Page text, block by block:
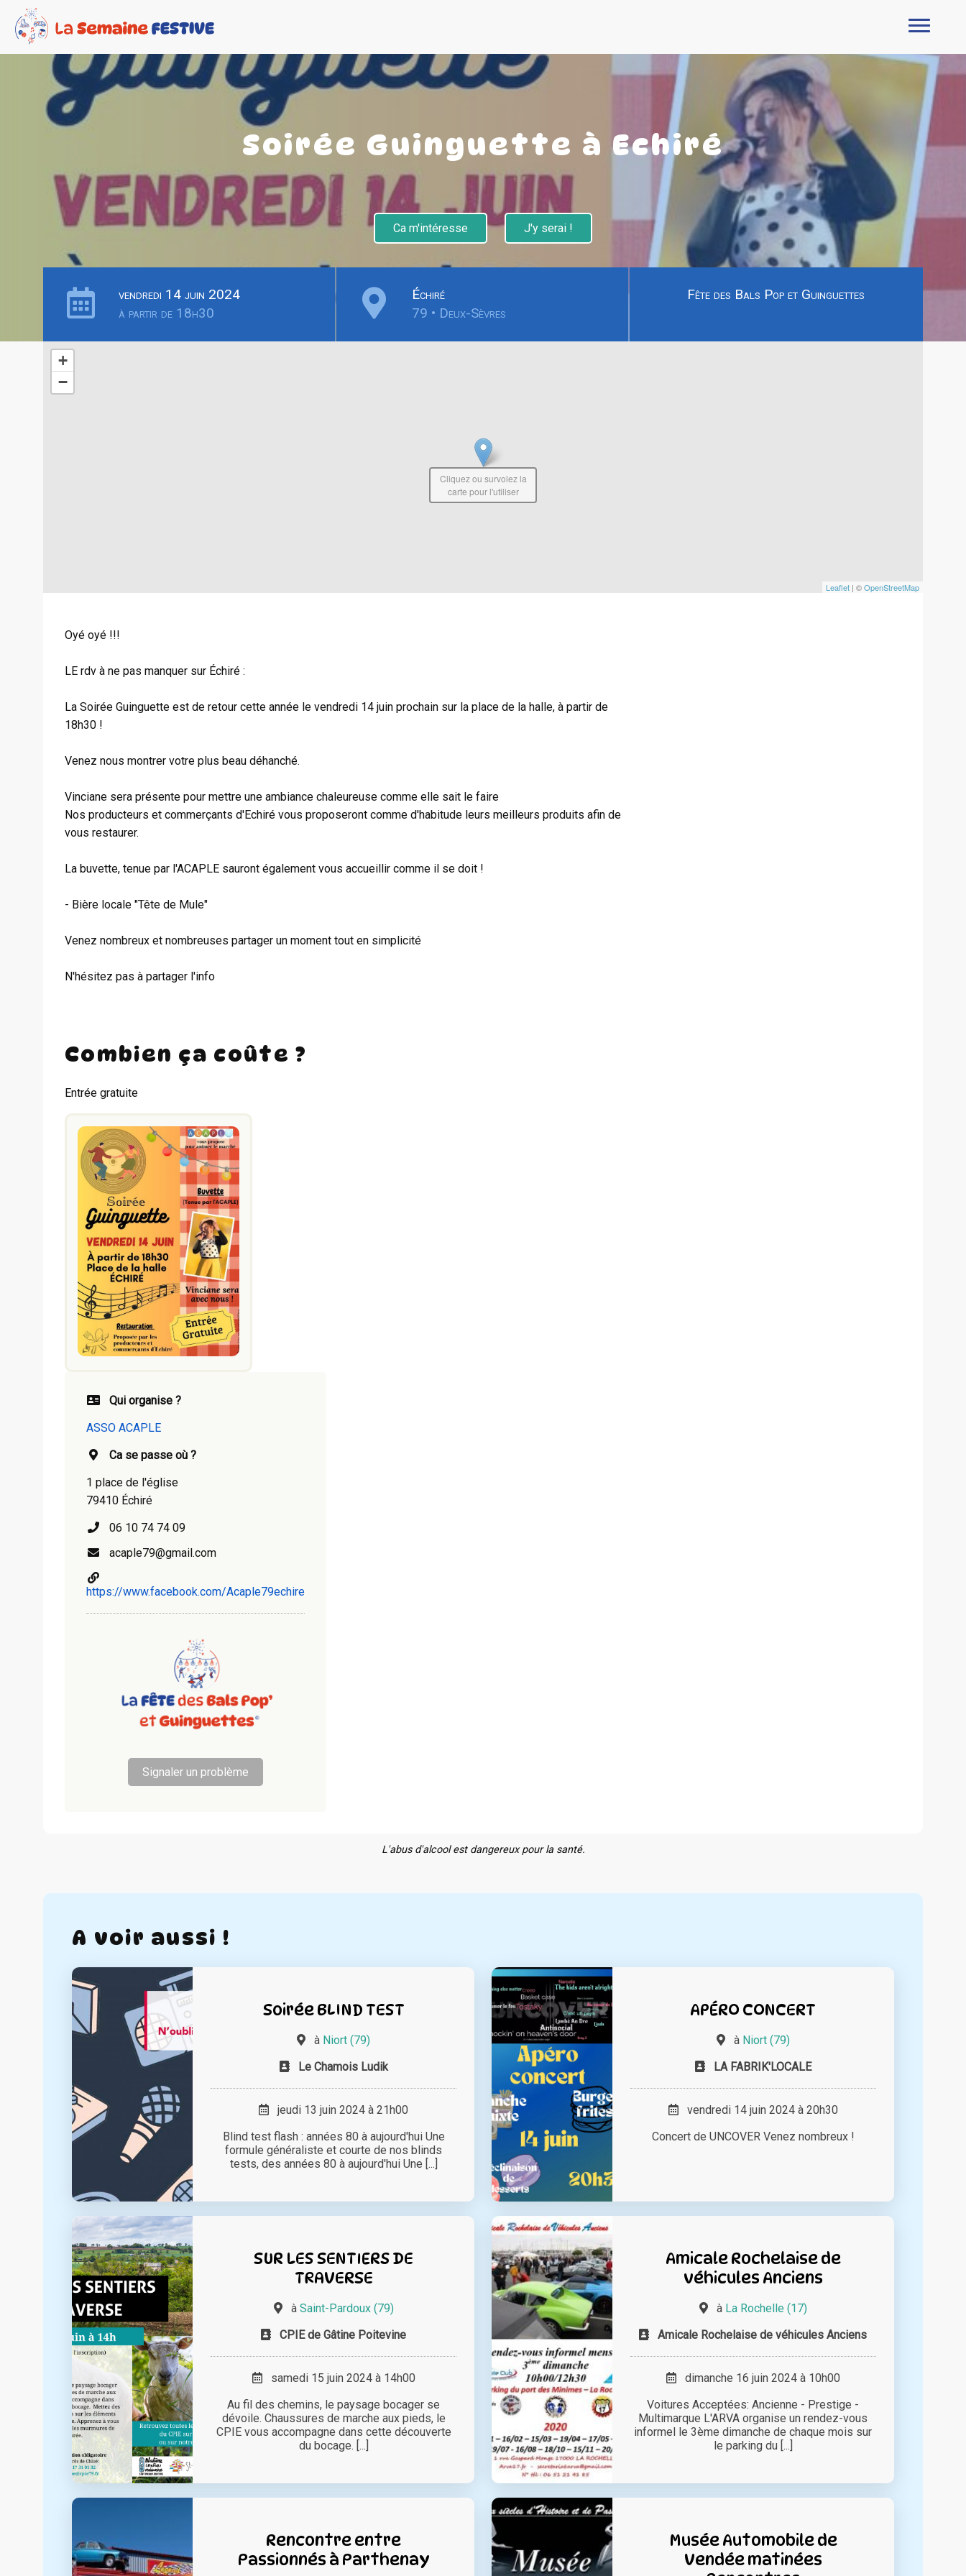
Soirée Guinguette à Echiré
Ca m'intéresse J'y serai !
vendredi 14 juin 2024
à partir de 18h30
Échiré
79 • Deux-Sèvres
Fête des Bals Pop et Guinguettes
+
−
Leaflet | ©OpenStreetMap
Cliquez ou survolez la
carte pour l'utiliser
Oyé oyé !!!
LE rdv à ne pas manquer sur Échiré :
La Soirée Guinguette est de retour cette année le vendredi 14 juin prochain sur la place de la halle, à partir de
18h30 !
Venez nous montrer votre plus beau déhanché.
Vinciane sera présente pour mettre une ambiance chaleureuse comme elle sait le faire
Nos producteurs et commerçants d'Echiré vous proposeront comme d'habitude leurs meilleurs produits afin de
vous restaurer.
La buvette, tenue par l'ACAPLE sauront également vous accueillir comme il se doit !
- Bière locale "Tête de Mule"
Venez nombreux et nombreuses partager un moment tout en simplicité
N'hésitez pas à partager l'info
Combien ça coûte ?
Entrée gratuite
Qui organise ?
ASSO ACAPLE
Ca se passe où ?
1 place de l'église
79410 Échiré
06 10 74 74 09
acaple79@gmail.com
https://www.facebook.com/Acaple79echire
Signaler un problème
L'abus d'alcool est dangereux pour la santé.
A voir aussi !
Soirée BLIND TEST
à Niort (79)
Le Chamois Ludik
jeudi 13 juin 2024 à 21h00
Blind test flash : années 80 à aujourd'hui Une
formule généraliste et courte de nos blinds
tests, des années 80 à aujourd'hui U ne [...]
APÉRO CONCERT
à Niort (79)
LA FABRIK'LOCALE
vendredi 14 juin 2024 à 20h30
Concert de UNCOVER Venez nombreux !
SUR LES SENTIERS DE
TRAVERSE
à Saint-Pardoux (79)
CPIE de Gâtine Poitevine
samedi 15 juin 2024 à 14h00
Au fil des chemins, le paysage bocager se
dévoile. Chaussures de marche aux pieds, le
CPIE vous accompagne dans cette découverte
du bocage. [...]
Amicale Rochelaise de
véhicules Anciens
à La Rochelle (17)
Amicale Rochelaise de véhicules Anciens
dimanche 16 juin 2024 à 10h00
Voitures Acceptées: Ancienne - Prestige -
Multimarque L'ARVA organise un rendez-vous
informel le 3ème dimanche de chaque mois sur
le parking du [...]
Rencontre entre
Passionnés à Parthenay
Musée Automobile de
Vendée matinées